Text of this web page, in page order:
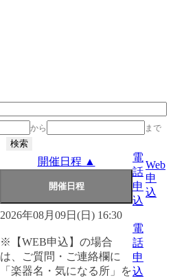
から まで
開催日程 ▲
電
話
申
込
Web
申
込
2026年08月09日(日) 16:30
※【WEB申込】の場合
は、ご質問・ご連絡欄に
「楽器名・気になる所」を
電
話
申
込